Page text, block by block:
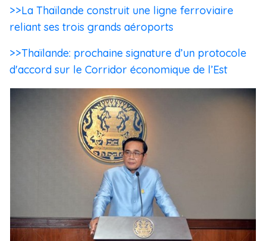
>>La Thaïlande construit une ligne ferroviaire
reliant ses trois grands aéroports
>>Thaïlande: prochaine signature d’un protocole
d'accord sur le Corridor économique de l’Est